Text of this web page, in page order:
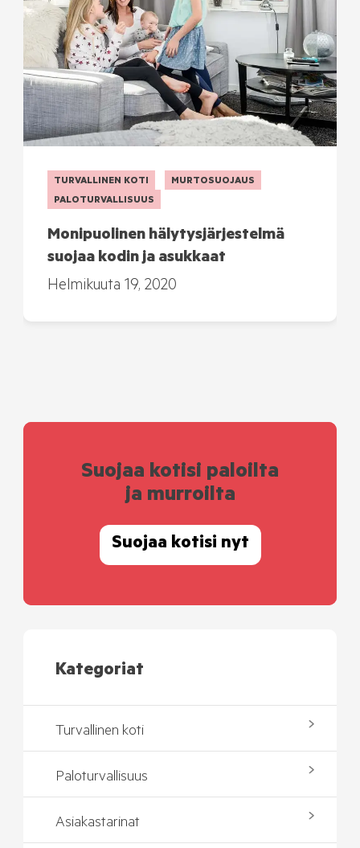
TURVALLINEN KOTI
MURTOSUOJAUS
PALOTURVALLISUUS
Monipuolinen hälytysjärjestelmä
suojaa kodin ja asukkaat
Helmikuuta 19, 2020
Suojaa kotisi paloilta
ja murroilta
Suojaa kotisi nyt
Kategoriat
Turvallinen koti
Paloturvallisuus
Asiakastarinat